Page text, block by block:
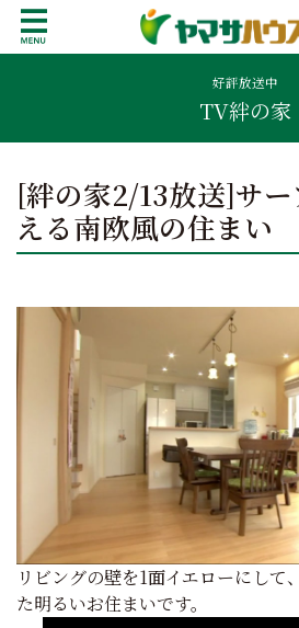
o
鹿児島で注文住宅
新築の注文住宅や
の方はこちら。鹿
ーワンの実績を誇
ヤマサハウス。展
好評放送中
TV絆の家
[絆の家2/13放送]サ
える南欧風の住まい
リビングの壁を1面イエローにして
た明るいお住まいです。